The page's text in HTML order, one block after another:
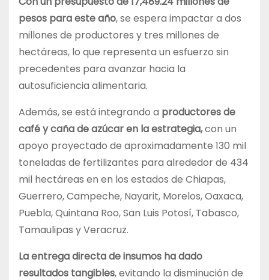
pesos para este año, se espera impactar a dos
millones de productores y tres millones de
hectáreas, lo que representa un esfuerzo sin
precedentes para avanzar hacia la
autosuficiencia alimentaria.
Además, se está integrando a productores de
café y caña de azúcar en la estrategia,con un
apoyo proyectado de aproximadamente 130 mil
toneladas de fertilizantes para alrededor de 434
mil hectáreas en en los estados de Chiapas,
Guerrero, Campeche, Nayarit, Morelos, Oaxaca,
Puebla, Quintana Roo, San Luis Potosí, Tabasco,
Tamaulipas y Veracruz.
La entrega directa de insumos ha dado
resultados tangibles, evitando la disminución de